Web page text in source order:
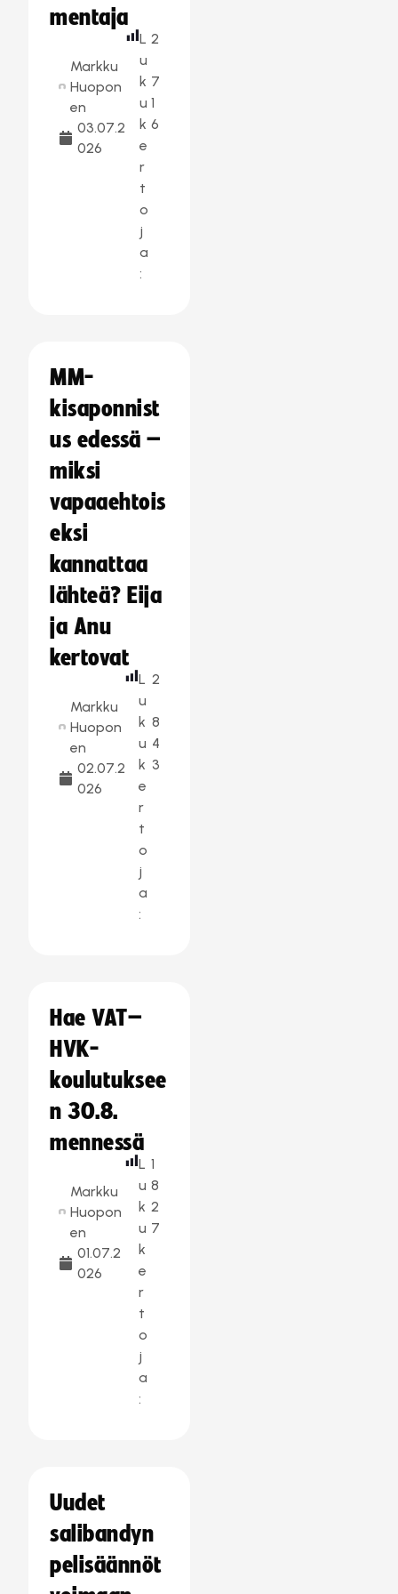
mentaja
Markku
Huopon
en
03.07.2
026
L
u
k
u
k
e
r
t
o
j
a
:
2
7
1
6
MM-
kisaponnist
us edessä –
miksi
vapaaehtois
eksi
kannattaa
lähteä? Eija
ja Anu
kertovat
Markku
Huopon
en
02.07.2
026
L
u
k
u
k
e
r
t
o
j
a
:
2
8
4
3
Hae VAT–
HVK-
koulutuksee
n 30.8.
mennessä
Markku
Huopon
en
01.07.2
026
L
u
k
u
k
e
r
t
o
j
a
:
1
8
2
7
Uudet
salibandyn
pelisäännöt